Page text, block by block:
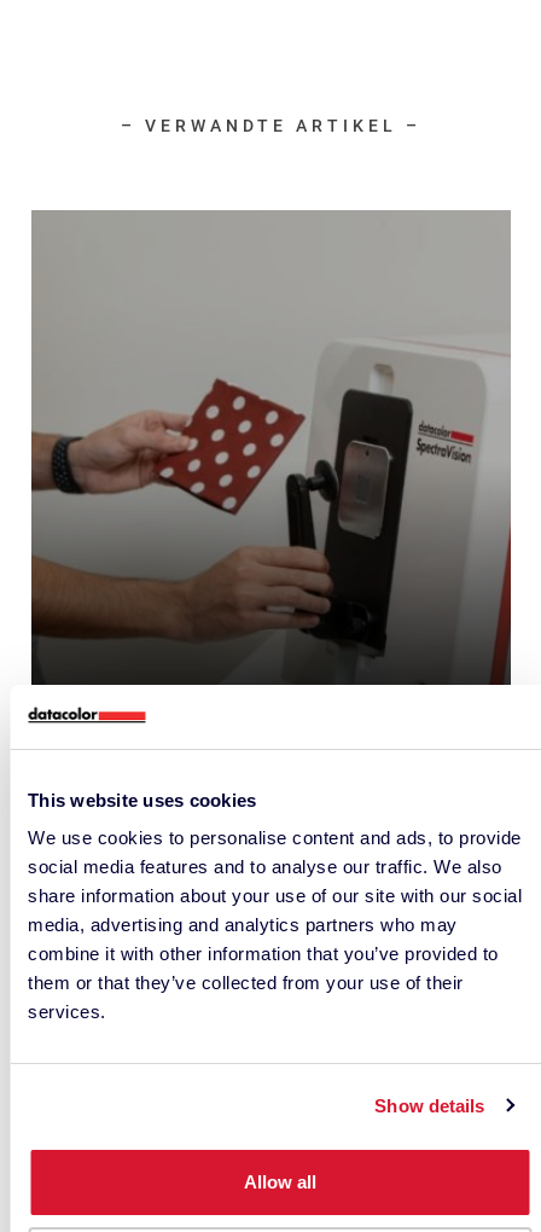
This website uses cookies
We use cookies to personalise content and ads, to provide
social media features and to analyse our traffic. We also
share information about your use of our site with our social
media, advertising and analytics partners who may
combine it with other information that you’ve provided to
them or that they’ve collected from your use of their
services.
Show details
Allow all
– VERWANDTE ARTIKEL –
Gerätekalibrierung in globalen
Farb-Workflows
FARBMESSGERÄTE